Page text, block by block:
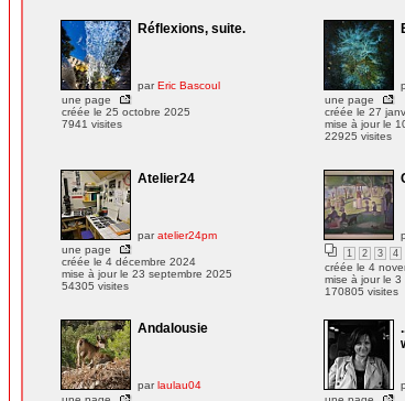
Réflexions, suite.
parEric Bascoul
une page
créée le 25 octobre 2025
7941 visites
une page
créée le 27
mise à jour le
22925 visites
Atelier24
paratelier24pm
une page
créée le 4 décembre 2024
mise à jour le 23 septembre 2025
54305 visites
1 2 3 4
créée le 4
mise à jour le
170805 visites
Andalousie
parlaulau04